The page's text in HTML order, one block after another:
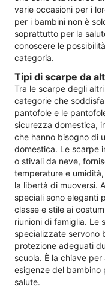
varie occasioni per i
per i bambini non è
soprattutto per la
conoscere le
categoria.
Tipi di scarpe da
Tra le scarpe degli
categorie che
pantofole e le
sicurezza domestica,
che hanno bisogno di
domestica. Le scarpe
o stivali da neve,
temperature e
la libertà di muoversi.
speciali sono eleganti
classe e stile ai
riunioni di famiglia. Le
specializzate servono
protezione adeguati
scuola. È la chiave
esigenze del bambino
salute.